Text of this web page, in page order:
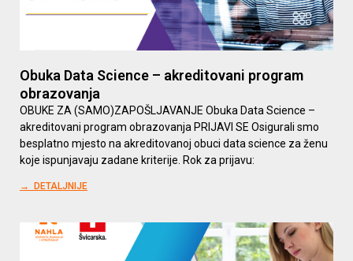
Obuka Data Science – akreditovani program
obrazovanja
OBUKE ZA (SAMO)ZAPOŠLJAVANJE Obuka Data Science –
akreditovani program obrazovanja PRIJAVI SE Osigurali smo
besplatno mjesto na akreditovanoj obuci data science za ženu
koje ispunjavaju zadane kriterije. Rok za prijavu:
→ DETALJNIJE